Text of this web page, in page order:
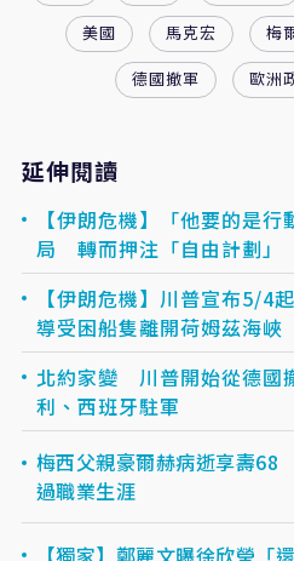
美國
馬克宏 梅
德國撤軍
歐洲
延伸閱讀
【伊朗危機】「他要的是
局 轉而押注「自由計劃」
【伊朗危機】川普宣布5/
導受困船隻離開荷姆茲海峽
北約家變 川普開始從德國
利、西班牙駐軍
梅西父親豪爾赫病逝享壽
過職業生涯
【獨家】鄭麗文曝徐欣瑩